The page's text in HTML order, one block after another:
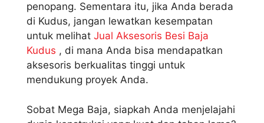
penopang. Sementara itu, jika Anda berada
di Kudus, jangan lewatkan kesempatan
untuk melihat Jual Aksesoris Besi Baja
Kudus , di mana Anda bisa mendapatkan
aksesoris berkualitas tinggi untuk
mendukung proyek Anda.
Sobat Mega Baja, siapkah Anda menjelajahi